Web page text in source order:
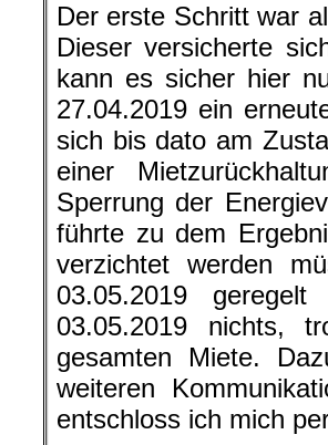
Der erste Schritt war
Dieser versicherte
kann es sicher hier
27.04.2019 ein
sich bis dato am
einer
Sperrung der
führte zu dem
verzichtet werden
03.05.2019
03.05.2019 nichts,
gesamten Miete.
weiteren
entschloss ich mich